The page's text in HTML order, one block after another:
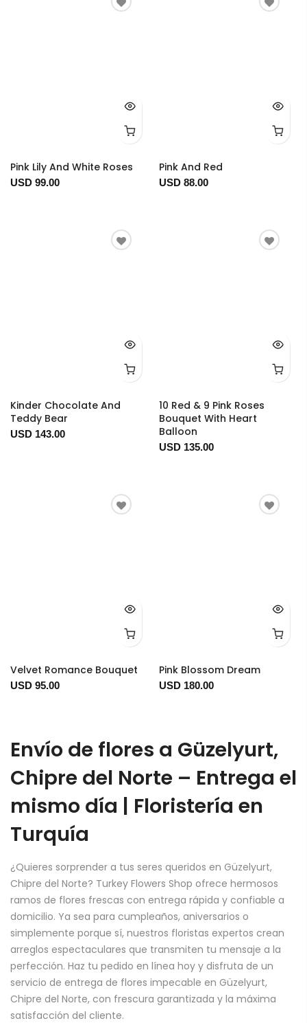
Pink Lily And White Roses
USD 99.00
Pink And Red
USD 88.00
Kinder Chocolate And
Teddy Bear
USD 143.00
10 Red & 9 Pink Roses
Bouquet With Heart
Balloon
USD 135.00
Velvet Romance Bouquet
USD 95.00
Pink Blossom Dream
USD 180.00
Envío de flores a Güzelyurt,
Chipre del Norte – Entrega el
mismo día | Floristería en
Turquía
¿Quieres sorprender a tus seres queridos en Güzelyurt,
Chipre del Norte? Turkey Flowers Shop ofrece hermosos
ramos de flores frescas con entrega rápida y confiable a
domicilio. Ya sea para cumpleaños, aniversarios o
simplemente porque sí, nuestros floristas expertos crean
arreglos espectaculares que transmiten tu mensaje a la
perfección. Haz tu pedido en línea hoy y disfruta de un
servicio de entrega de flores impecable en Güzelyurt,
Chipre del Norte, con frescura garantizada y la máxima
satisfacción del cliente.